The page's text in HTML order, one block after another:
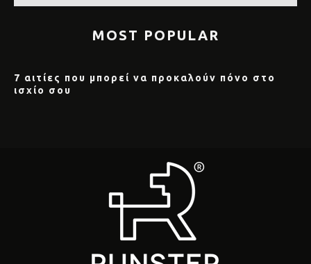
MOST POPULAR
7 αιτίες που μπορεί να προκαλούν πόνο στο
ισχίο σου